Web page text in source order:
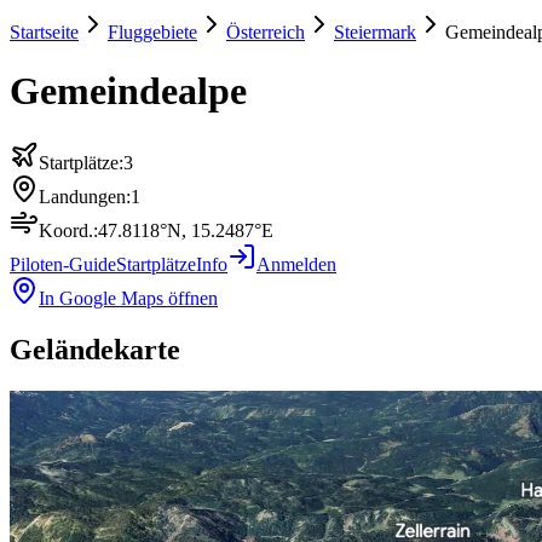
Startseite Fluggebiete Österreich Steiermark
Gemeindealpe
Startplätze:3
Landungen:1
Koord.:47.8118°N, 15.2487°E
Piloten-GuideStartplätzeInfo
Anmelden
In Google Maps öffnen
Geländekarte